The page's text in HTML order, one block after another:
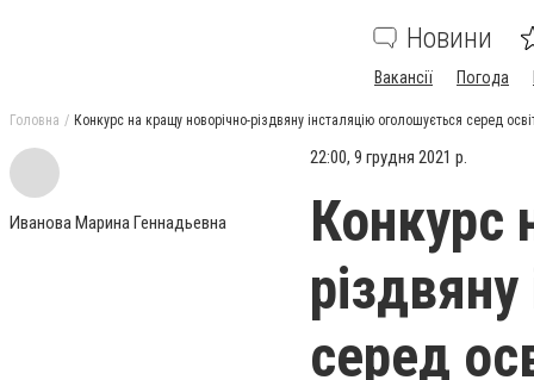
Новини
Вакансії Погода
Головна Конкурс на кращу новорічно-різдвяну інсталяцію оголошується cеред
Иванова Марина Геннадьевна
22:00, 9 грудня 2021 р.
Конкурс
cеред